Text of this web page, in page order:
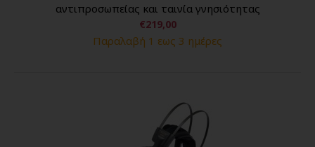
αντιπροσωπείας και ταινία γνησιότητας
€219,00
Παραλαβή 1 εως 3 ημέρες